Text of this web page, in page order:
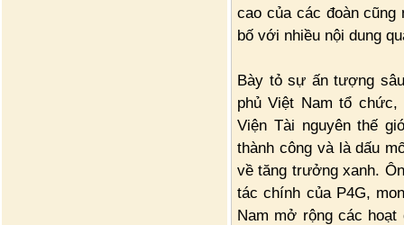
cao của các đoàn cũng
bố với nhiều nội dung
Bày tỏ sự ấn tượng
phủ Việt Nam tổ chức,
Viện Tài nguyên thế
thành công và là dấu
về tăng trưởng xanh.
tác chính của P4G,
Nam mở rộng các